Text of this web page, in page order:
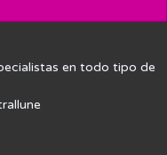
en todo tipo de